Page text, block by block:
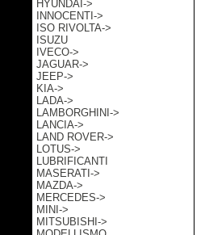
HYUNDAI->
INNOCENTI->
ISO RIVOLTA->
ISUZU
IVECO->
JAGUAR->
JEEP->
KIA->
LADA->
LAMBORGHINI->
LANCIA->
LAND ROVER->
LOTUS->
LUBRIFICANTI
MASERATI->
MAZDA->
MERCEDES->
MINI->
MITSUBISHI->